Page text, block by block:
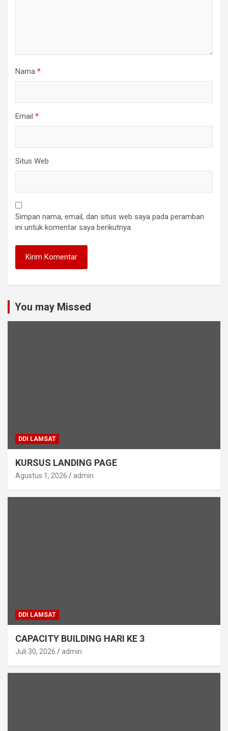
Nama *
Email *
Situs Web
Simpan nama, email, dan situs web saya pada peramban
ini untuk komentar saya berikutnya.
You may Missed
DDI LAMSAT
KURSUS LANDING PAGE
Agustus 1, 2026 admin
DDI LAMSAT
CAPACITY BUILDING HARI KE 3
Juli 30, 2026 admin